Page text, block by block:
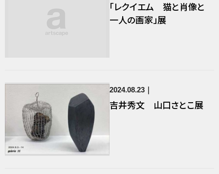
「レクイエム 猫と肖像と
一人の画家」展
2024.08.23
吉井秀文 山口さとこ展